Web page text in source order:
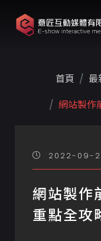
首頁 最
網站製作
2022-09-
網站製作
重點全攻